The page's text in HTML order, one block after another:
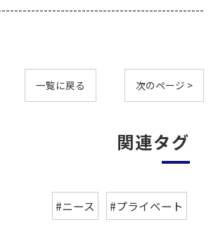
一覧に戻る 次のページ >
関連タグ
#ニース #プライベート